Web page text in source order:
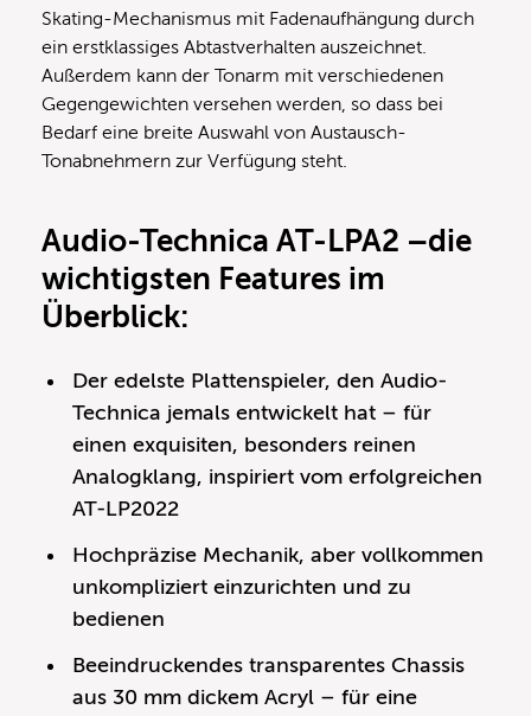
Skating-Mechanismus mit Fadenaufhängung durch
ein erstklassiges Abtastverhalten auszeichnet.
Außerdem kann der Tonarm mit verschiedenen
Gegengewichten versehen werden, so dass bei
Bedarf eine breite Auswahl von Austausch-
Tonabnehmern zur Verfügung steht.
Audio-Technica AT-LPA2 –die
wichtigsten Features im
Überblick:
Der edelste Plattenspieler, den Audio-
Technica jemals entwickelt hat – für
einen exquisiten, besonders reinen
Analogklang, inspiriert vom erfolgreichen
AT-LP2022
Hochpräzise Mechanik, aber vollkommen
unkompliziert einzurichten und zu
bedienen
Beeindruckendes transparentes Chassis
aus 30 mm dickem Acryl – für eine